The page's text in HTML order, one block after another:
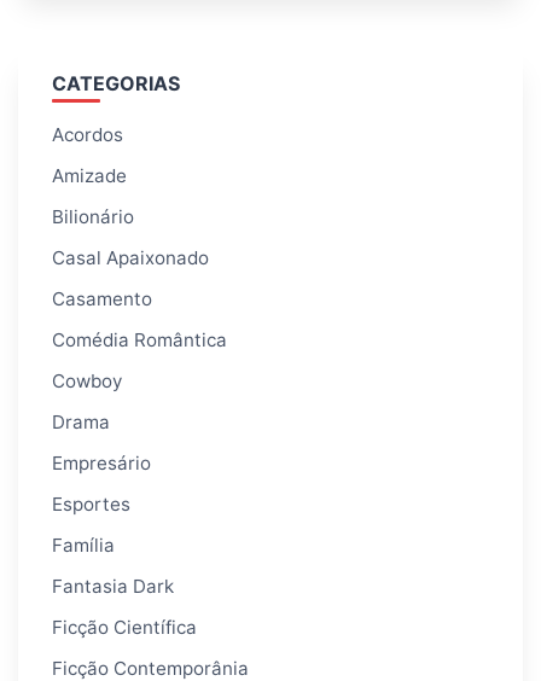
CATEGORIAS
Acordos
Amizade
Bilionário
Casal Apaixonado
Casamento
Comédia Romântica
Cowboy
Drama
Empresário
Esportes
Família
Fantasia Dark
Ficção Científica
Ficção Contemporânia